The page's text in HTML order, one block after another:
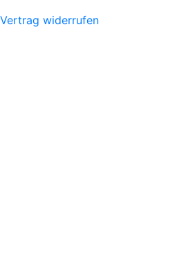
Vertrag widerrufen